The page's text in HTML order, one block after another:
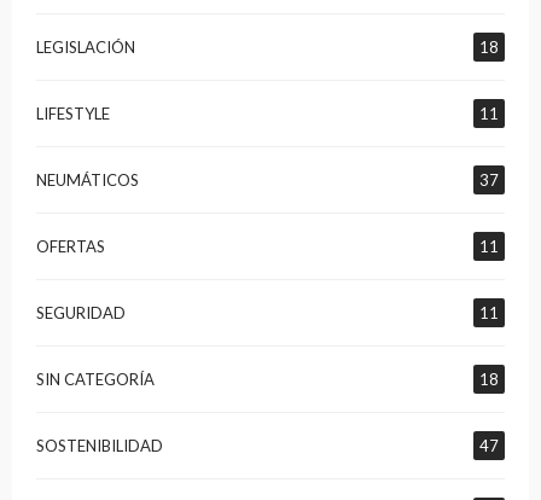
LEGISLACIÓN 18
LIFESTYLE 11
NEUMÁTICOS 37
OFERTAS 11
SEGURIDAD 11
SIN CATEGORÍA 18
SOSTENIBILIDAD 47